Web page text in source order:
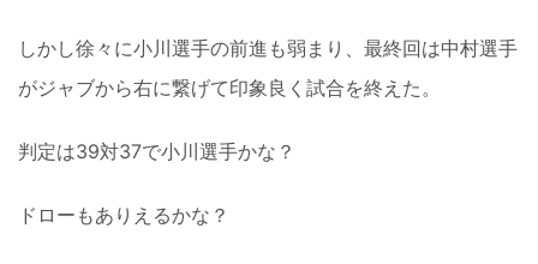
しかし徐々に小川選手の前進も弱まり、最終回は中村選手
がジャブから右に繋げて印象良く試合を終えた。
判定は39対37で小川選手かな？
ドローもありえるかな？